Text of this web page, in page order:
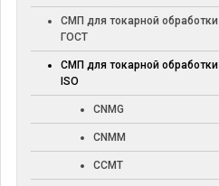
СМП для токарной обработки
ГОСТ
СМП для токарной обработки
ISO
CNMG
CNMM
CCMT